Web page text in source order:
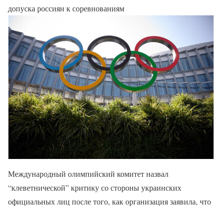
допуска россиян к соревнованиям
Международный олимпийский комитет назвал
“клеветнической” критику со стороны украинских
официальных лиц после того, как организация заявила, что